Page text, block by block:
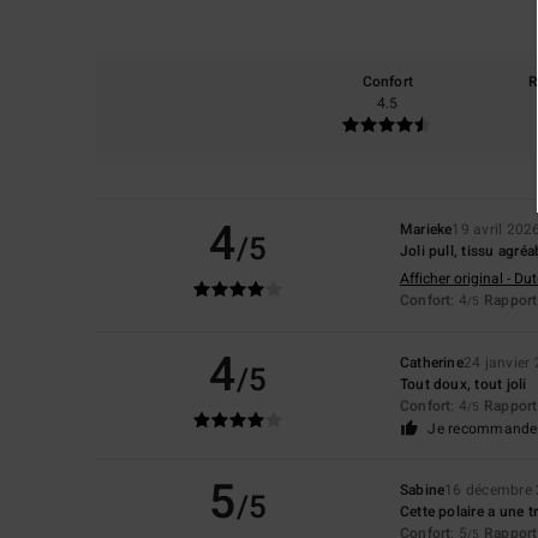
Confort
4.5
4/5 Marieke19 avril 2026
Joli pull, tissu
Afficher original -
Confort: 4/5
4/5 Catherine24 janvier
Tout doux, tout joli
Confort: 4/5
Je
5/5 Sabine16 décembre
Cette polaire a une
Confort: 5/5